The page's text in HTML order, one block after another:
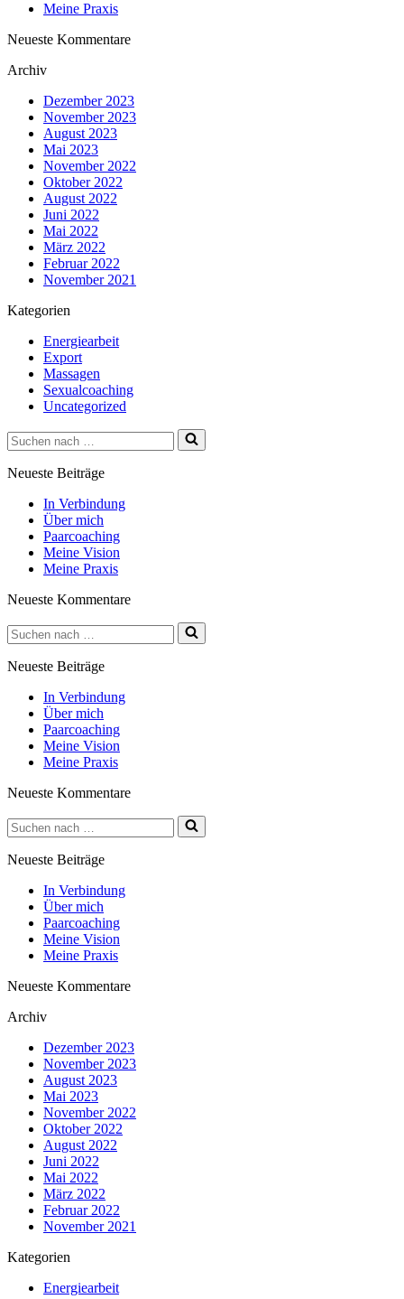
Meine Praxis
Neueste Kommentare
Archiv
Dezember 2023
November 2023
August 2023
Mai 2023
November 2022
Oktober 2022
August 2022
Juni 2022
Mai 2022
März 2022
Februar 2022
November 2021
Kategorien
Energiearbeit
Export
Massagen
Sexualcoaching
Uncategorized
Suchen
nach …
Neueste Beiträge
In Verbindung
Über mich
Paarcoaching
Meine Vision
Meine Praxis
Neueste Kommentare
Suchen
nach …
Neueste Beiträge
In Verbindung
Über mich
Paarcoaching
Meine Vision
Meine Praxis
Neueste Kommentare
Suchen
nach …
Neueste Beiträge
In Verbindung
Über mich
Paarcoaching
Meine Vision
Meine Praxis
Neueste Kommentare
Archiv
Dezember 2023
November 2023
August 2023
Mai 2023
November 2022
Oktober 2022
August 2022
Juni 2022
Mai 2022
März 2022
Februar 2022
November 2021
Kategorien
Energiearbeit